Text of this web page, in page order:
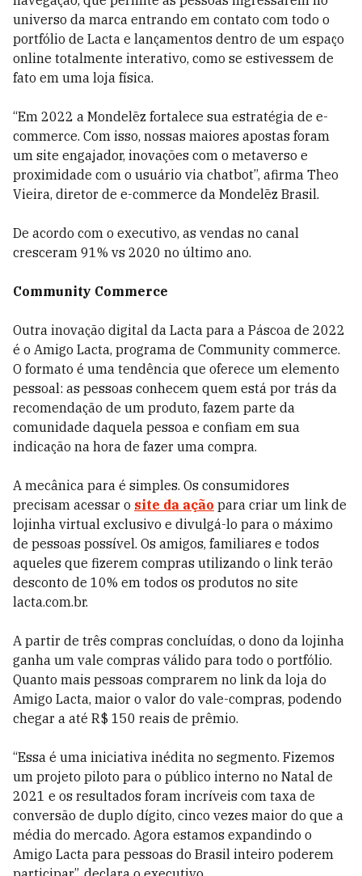
universo da marca entrando em contato com todo o
portfólio de Lacta e lançamentos dentro de um espaço
online totalmente interativo, como se estivessem de
fato em uma loja física.
“Em 2022 a Mondelēz fortalece sua estratégia de e-
commerce. Com isso, nossas maiores apostas foram
um site engajador, inovações com o metaverso e
proximidade com o usuário via chatbot”, afirma Theo
Vieira, diretor de e-commerce da Mondelēz Brasil.
De acordo com o executivo, as vendas no canal
cresceram 91% vs 2020 no último ano.
Community Commerce
Outra inovação digital da Lacta para a Páscoa de 2022
é o Amigo Lacta, programa de Community commerce.
O formato é uma tendência que oferece um elemento
pessoal: as pessoas conhecem quem está por trás da
recomendação de um produto, fazem parte da
comunidade daquela pessoa e confiam em sua
indicação na hora de fazer uma compra.
A mecânica para é simples. Os consumidores
precisam acessar o site da ação para criar um link de
lojinha virtual exclusivo e divulgá-lo para o máximo
de pessoas possível. Os amigos, familiares e todos
aqueles que fizerem compras utilizando o link terão
desconto de 10% em todos os produtos no site
lacta.com.br.
A partir de três compras concluídas, o dono da lojinha
ganha um vale compras válido para todo o portfólio.
Quanto mais pessoas comprarem no link da loja do
Amigo Lacta, maior o valor do vale-compras, podendo
chegar a até R$ 150 reais de prêmio.
“Essa é uma iniciativa inédita no segmento. Fizemos
um projeto piloto para o público interno no Natal de
2021 e os resultados foram incríveis com taxa de
conversão de duplo dígito, cinco vezes maior do que a
média do mercado. Agora estamos expandindo o
Amigo Lacta para pessoas do Brasil inteiro poderem